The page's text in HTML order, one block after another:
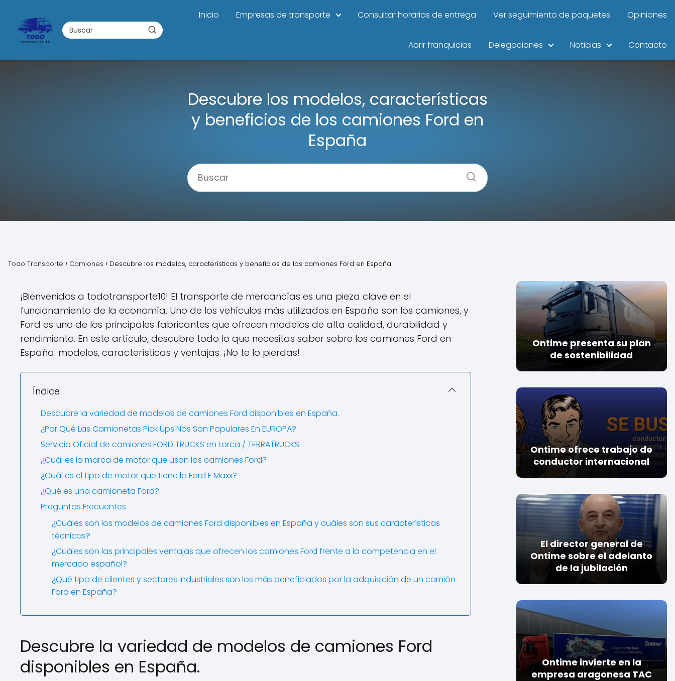
Inicio Empresas de transporte Consultar horarios de entrega Ver seguimiento de paquetes Opiniones
Abrir franquicias Delegaciones Noticias Contacto
Descubre los modelos, características
y beneficios de los camiones Ford en
España
Todo Transporte Camiones Descubre los modelos, características y beneficios de los camiones Ford en España
¡Bienvenidos a todotransporte10! El transporte de mercancías es una pieza clave en el
funcionamiento de la economía. Uno de los vehículos más utilizados en España son los camiones, y
Ford es uno de los principales fabricantes que ofrecen modelos de alta calidad, durabilidad y
rendimiento. En este artículo, descubre todo lo que necesitas saber sobre los camiones Ford en
España: modelos, características y ventajas. ¡No te lo pierdas!
Índice
Descubre la variedad de modelos de camiones Ford disponibles en España.
¿Por Qué Las Camionetas Pick Ups Nos Son Populares En EUROPA?
Servicio Oficial de camiones FORD TRUCKS en Lorca / TERRATRUCKS
¿Cuál es la marca de motor que usan los camiones Ford?
¿Cuál es el tipo de motor que tiene la Ford F Maxx?
¿Qué es una camioneta Ford?
Preguntas Frecuentes
¿Cuáles son los modelos de camiones Ford disponibles en España y cuáles son sus características
técnicas?
¿Cuáles son las principales ventajas que ofrecen los camiones Ford frente a la competencia en el
mercado español?
¿Qué tipo de clientes y sectores industriales son los más beneficiados por la adquisición de un camión
Ford en España?
Descubre la variedad de modelos de camiones Ford
disponibles en España.
Ontime presenta su plan
de sostenibilidad
Ontime ofrece trabajo de
conductor internacional
El director general de
Ontime sobre el adelanto
de la jubilación
Ontime invierte en la
empresa aragonesa TAC